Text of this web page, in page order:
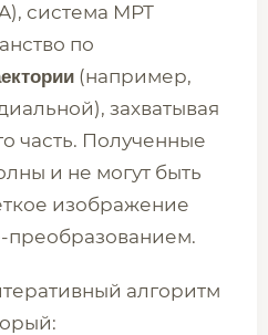
система МРТ
по
(например,
захватывая
часть. Полученные
и не могут быть
изображение
преобразованием.
алгоритм